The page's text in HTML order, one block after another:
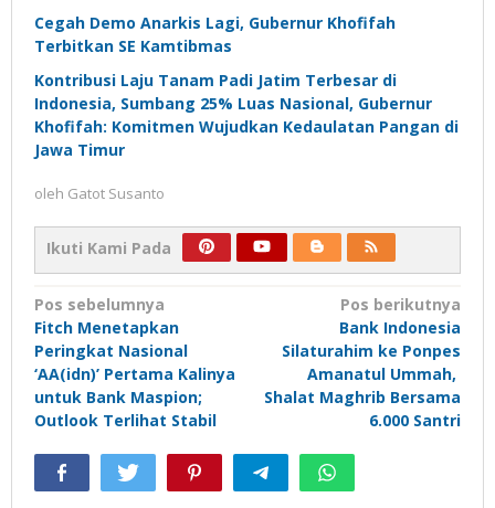
Cegah Demo Anarkis Lagi, Gubernur Khofifah
Terbitkan SE Kamtibmas
Kontribusi Laju Tanam Padi Jatim Terbesar di
Indonesia, Sumbang 25% Luas Nasional, Gubernur
Khofifah: Komitmen Wujudkan Kedaulatan Pangan di
Jawa Timur
oleh Gatot Susanto
Ikuti Kami Pada
Navigasi
pos
Pos sebelumnya
Fitch Menetapkan
Peringkat Nasional
‘AA(idn)’ Pertama Kalinya
untuk Bank Maspion;
Outlook Terlihat Stabil
Pos berikutnya
Bank Indonesia
Silaturahim ke Ponpes
Amanatul Ummah,
Shalat Maghrib Bersama
6.000 Santri